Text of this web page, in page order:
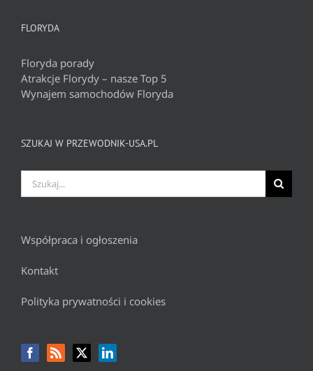
FLORYDA
Floryda porady
Atrakcje Florydy – nasze Top 5
Wynajem samochodów Floryda
SZUKAJ W PRZEWODNIK-USA.PL
Szukaj
Współpraca i ogłoszenia
Kontakt
Polityka prywatności i cookies